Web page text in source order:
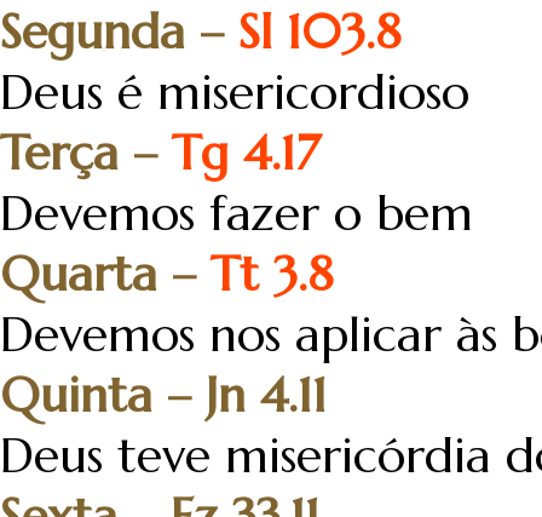
Segunda – Sl 103.8
Deus é misericordioso
Terça –Tg 4.17
Devemos fazer o bem
Quarta –Tt 3.8
Devemos nos aplicar às
Quinta – Jn 4.11
Deus teve misericórdia